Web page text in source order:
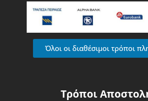
Όλοι οι διαθέσιμοι τρόποι
Τρόποι